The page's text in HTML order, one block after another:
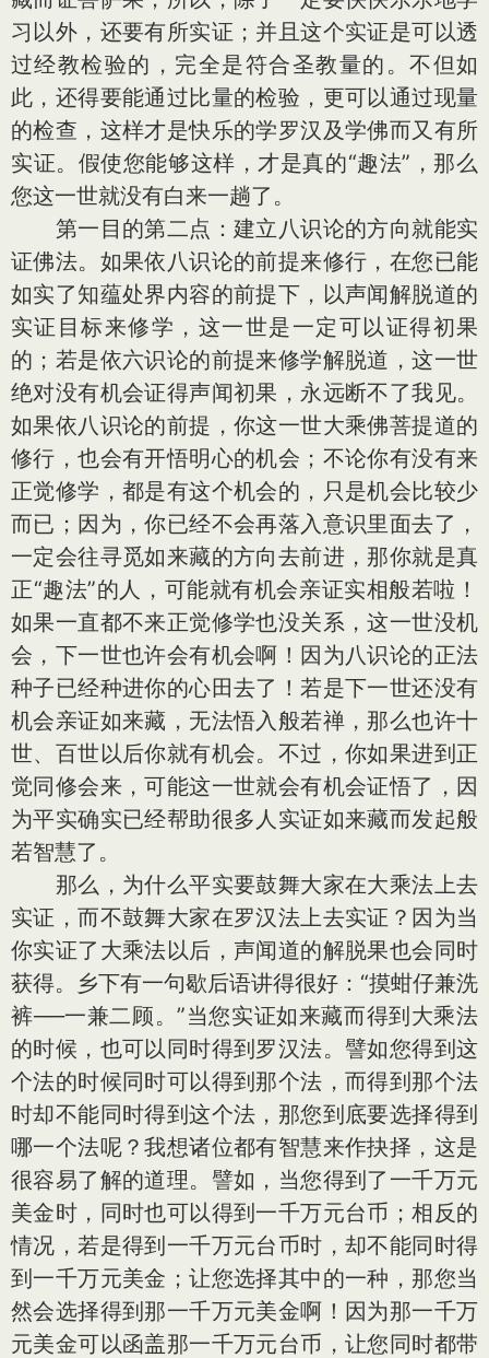
习以外，还要有所实证；并且这个实证是可以透
过经教检验的，完全是符合圣教量的。不但如
此，还得要能通过比量的检验，更可以通过现量
的检查，这样才是快乐的学罗汉及学佛而又有所
实证。假使您能够这样，才是真的“趣法”，那么
您这一世就没有白来一趟了。
第一目的第二点：建立八识论的方向就能实
证佛法。如果依八识论的前提来修行，在您已能
如实了知蕴处界内容的前提下，以声闻解脱道的
实证目标来修学，这一世是一定可以证得初果
的；若是依六识论的前提来修学解脱道，这一世
绝对没有机会证得声闻初果，永远断不了我见。
如果依八识论的前提，你这一世大乘佛菩提道的
修行，也会有开悟明心的机会；不论你有没有来
正觉修学，都是有这个机会的，只是机会比较少
而已；因为，你已经不会再落入意识里面去了，
一定会往寻觅如来藏的方向去前进，那你就是真
正“趣法”的人，可能就有机会亲证实相般若啦！
如果一直都不来正觉修学也没关系，这一世没机
会，下一世也许会有机会啊！因为八识论的正法
种子已经种进你的心田去了！若是下一世还没有
机会亲证如来藏，无法悟入般若禅，那么也许十
世、百世以后你就有机会。不过，你如果进到正
觉同修会来，可能这一世就会有机会证悟了，因
为平实确实已经帮助很多人实证如来藏而发起般
若智慧了。
那么，为什么平实要鼓舞大家在大乘法上去
实证，而不鼓舞大家在罗汉法上去实证？因为当
你实证了大乘法以后，声闻道的解脱果也会同时
获得。乡下有一句歇后语讲得很好：“摸蚶仔兼洗
裤──一兼二顾。”当您实证如来藏而得到大乘法
的时候，也可以同时得到罗汉法。譬如您得到这
个法的时候同时可以得到那个法，而得到那个法
时却不能同时得到这个法，那您到底要选择得到
哪一个法呢？我想诸位都有智慧来作抉择，这是
很容易了解的道理。譬如，当您得到了一千万元
美金时，同时也可以得到一千万元台币；相反的
情况，若是得到一千万元台币时，却不能同时得
到一千万元美金；让您选择其中的一种，那您当
然会选择得到那一千万元美金啊！因为那一千万
元美金可以函盖那一千万元台币，让您同时都带